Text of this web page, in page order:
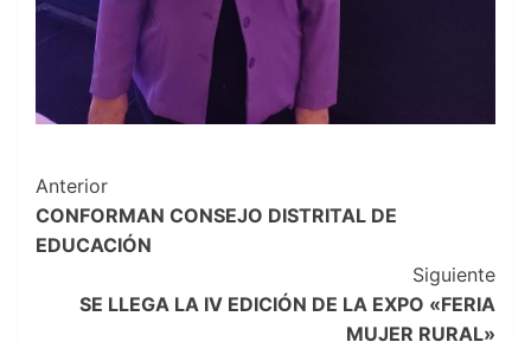
Navegación
de
entradas
Anterior
CONFORMAN CONSEJO DISTRITAL DE
EDUCACIÓN
Siguiente
SE LLEGA LA IV EDICIÓN DE LA EXPO «FERIA
MUJER RURAL»